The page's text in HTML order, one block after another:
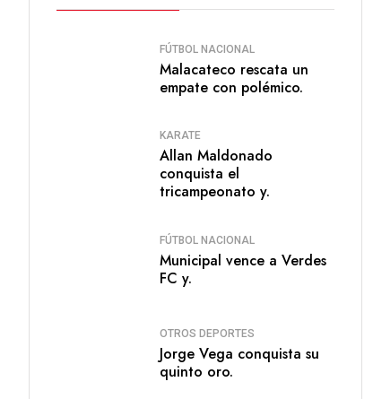
FÚTBOL NACIONAL
Malacateco rescata un
empate con polémico.
KARATE
Allan Maldonado
conquista el
tricampeonato y.
FÚTBOL NACIONAL
Municipal vence a Verdes
FC y.
OTROS DEPORTES
Jorge Vega conquista su
quinto oro.